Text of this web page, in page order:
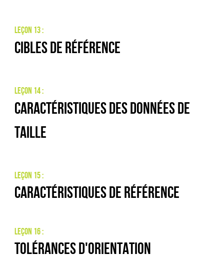
Leçon 13 :
Cibles de référence
Leçon 14 :
Caractéristiques des données de
taille
Leçon 15 :
Caractéristiques de référence
Leçon 16 :
Tolérances d'orientation